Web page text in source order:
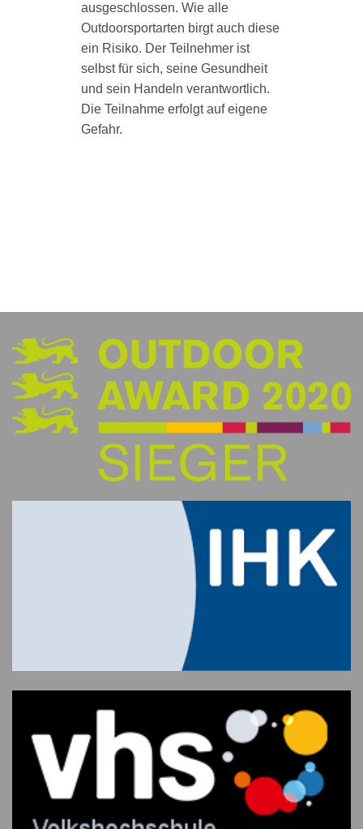
ausgeschlossen. Wie alle
Outdoorsportarten birgt auch diese
ein Risiko. Der Teilnehmer ist
selbst für sich, seine Gesundheit
und sein Handeln verantwortlich.
Die Teilnahme erfolgt auf eigene
Gefahr.